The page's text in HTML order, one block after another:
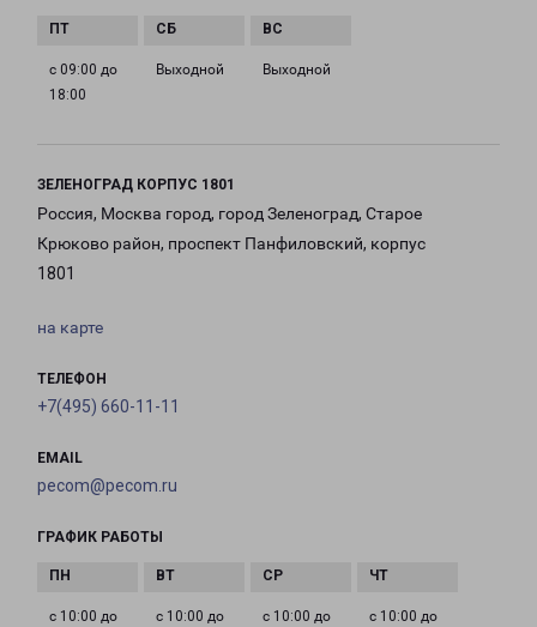
с 09:00 до
18:00
Выходной Выходной
ЗЕЛЕНОГРАД КОРПУС 1801
Россия, Москва город, город Зеленоград, Старое
Крюково район, проспект Панфиловский, корпус
1801
на карте
ТЕЛЕФОН
+7(495) 660-11-11
EMAIL
pecom@pecom.ru
ГРАФИК РАБОТЫ
с 10:00 до
с 10:00 до
с 10:00 до
с 10:00 до